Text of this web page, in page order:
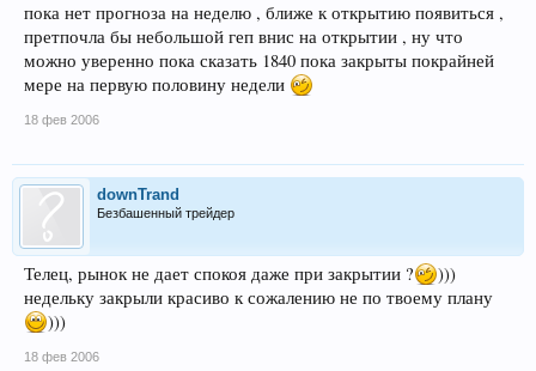
пока нет прогноза на неделю , ближе к открытию появиться ,
претпочла бы небольшой геп внис на открытии , ну что
можно уверенно пока сказать 1840 пока закрыты покрайней
мере на первую половину недели
18 фев 2006
downTrand
Безбашенный трейдер
Телец, рынок не дает спокоя даже при закрытии ?
)))
недельку закрыли красиво к сожалению не по твоему плану
)))
18 фев 2006